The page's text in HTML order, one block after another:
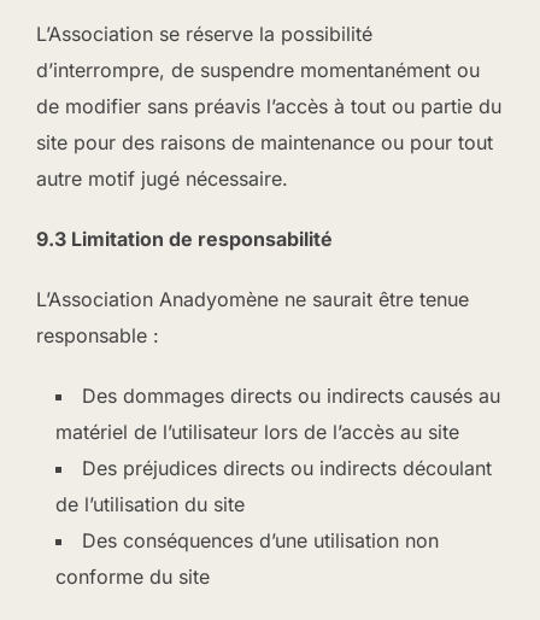
L’Association se réserve la possibilité
d’interrompre, de suspendre momentanément ou
de modifier sans préavis l’accès à tout ou partie du
site pour des raisons de maintenance ou pour tout
autre motif jugé nécessaire.
9.3 Limitation de responsabilité
L’Association Anadyomène ne saurait être tenue
responsable :
Des dommages directs ou indirects causés au
matériel de l’utilisateur lors de l’accès au site
Des préjudices directs ou indirects découlant
de l’utilisation du site
Des conséquences d’une utilisation non
conforme du site